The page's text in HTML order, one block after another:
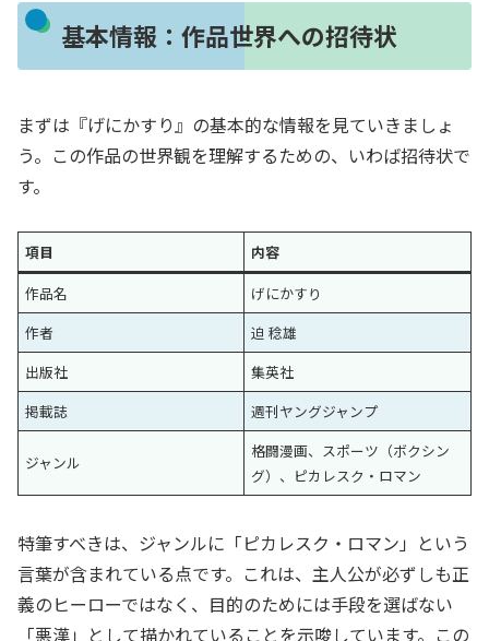
基本情報：作品世界への招待状
まずは『げにかすり』の基本的な情報を見ていきましょ
う。この作品の世界観を理解するための、いわば招待状で
す。
項目
内容
作品名
げにかすり
作者
迫 稔雄
出版社
集英社
掲載誌
週刊ヤングジャンプ
ジャンル
格闘漫画、スポーツ（ボクシン
グ）、ピカレスク・ロマン
特筆すべきは、ジャンルに「ピカレスク・ロマン」という
言葉が含まれている点です。これは、主人公が必ずしも正
義のヒーローではなく、目的のためには手段を選ばない
「悪漢」として描かれていることを示唆しています。この